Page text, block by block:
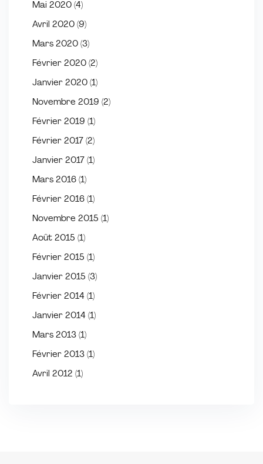
Mai 2020 (4)
Avril 2020 (9)
Mars 2020 (3)
Février 2020 (2)
Janvier 2020 (1)
Novembre 2019 (2)
Février 2019 (1)
Février 2017 (2)
Janvier 2017 (1)
Mars 2016 (1)
Février 2016 (1)
Novembre 2015 (1)
Août 2015 (1)
Février 2015 (1)
Janvier 2015 (3)
Février 2014 (1)
Janvier 2014 (1)
Mars 2013 (1)
Février 2013 (1)
Avril 2012 (1)